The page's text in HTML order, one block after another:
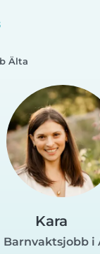
Älta
Kara
Barnvaktsjobb i